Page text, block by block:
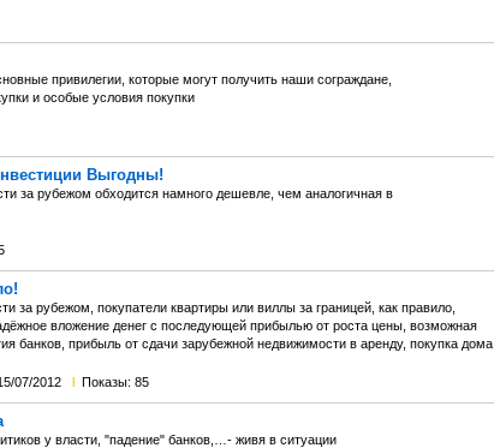
привилегии, которые могут получить наши сограждане,
и особые условия покупки
Выгодны!
за рубежом обходится намного дешевле, чем аналогичная в
за рубежом, покупатели квартиры или виллы за границей, как правило,
вложение денег с последующей прибылью от роста цены, возможная
банков, прибыль от сдачи зарубежной недвижимости в аренду, покупка дома
07/2012 l Показы: 85
у власти, "падение" банков,…- живя в ситуации